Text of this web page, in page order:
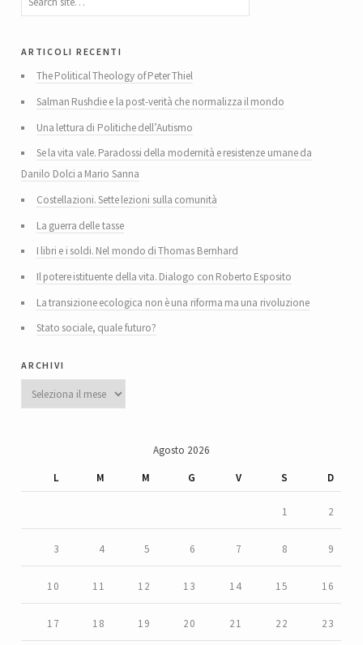
articoli recenti
The Political Theology of Peter Thiel
Salman Rushdie e la post-verità che normalizza il mondo
Una lettura di Politiche dell’Autismo
Se la vita vale. Paradossi della modernità e resistenze umane da
Danilo Dolci a Mario Sanna
Costellazioni. Sette lezioni sulla comunità
La guerra delle tasse
I libri e i soldi. Nel mondo di Thomas Bernhard
Il potere istituente della vita. Dialogo con Roberto Esposito
La transizione ecologica non è una riforma ma una rivoluzione
Stato sociale, quale futuro?
archivi
Agosto 2026
L
M M G V S D
1 2
3 4 5 6 7 8 9
10 11 12 13 14 15 16
17 18 19 20 21 22 23